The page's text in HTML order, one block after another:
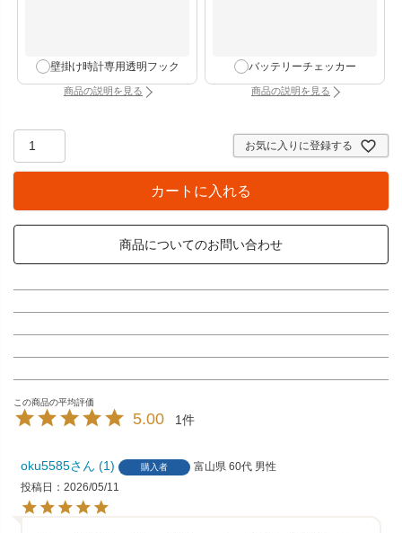
壁掛け時計専用透明フック
商品の説明を見る：壁掛け時計専用透明フック（別タブで開きます）
バッテリーチェッカー
商品の説明を見る：バッテリーチェッカ
お気に入りに登録する
カートに入れる
商品についてのお問い合わせ
5.00 1
oku5585 1 購入者 富山県 60代 男性
投稿日
2026/05/11